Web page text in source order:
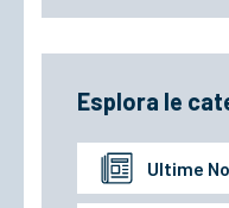
Esplora le
Ultime